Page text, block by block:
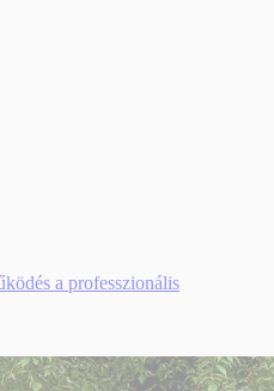
a professzionális